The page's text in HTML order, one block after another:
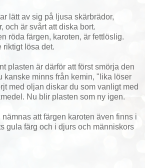
lätt av sig på ljusa skärbrädor,
och är svårt att diska bort.
röda färgen, karoten, är fettlöslig.
riktigt lösa det.
plasten är därför att först smörja den
kanske minns från kemin, "lika löser
med oljan diskar du som vanligt med
Nu blir plasten som ny igen.
att färgen karoten även finns i
gula färg och i djurs och människors